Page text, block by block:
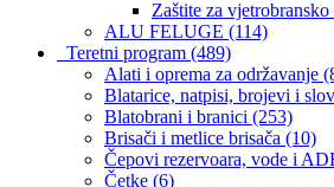
Zaštite za vjetrobransko
ALU FELUGE (114)
Teretni program (489)
Alati i oprema za održavanje
Blatarice, natpisi, brojevi i
Blatobrani i branici (253)
Brisači i metlice brisača (10)
Čepovi rezervoara, vode i
Četke (6)